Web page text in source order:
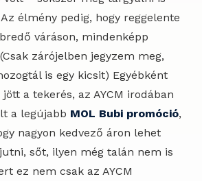
élmény pedig, hogy reggelente
váráson, mindenképp
zárójelben jegyzem meg,
is egy kicsit) Egyébként
a tekerés, az AYCM irodában
a legújabb MOL Bubi promóció,
nagyon kedvező áron lehet
sőt, ilyen még talán nem is
ez nem csak az AYCM